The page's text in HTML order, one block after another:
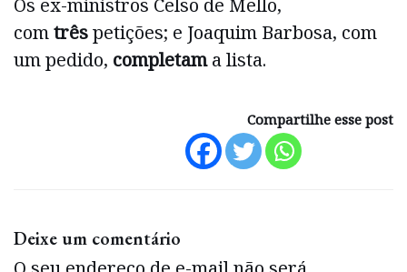
comtrêspetições; e Joaquim Barbosa, com
um pedido, completama lista.
Compartilhe esse post
Deixe um comentário